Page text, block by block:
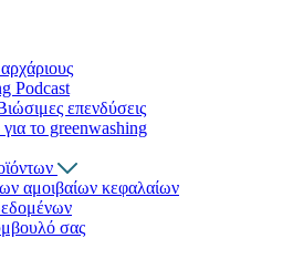
Podcast
επενδύσεις
το greenwashing
αμοιβαίων κεφαλαίων
σας